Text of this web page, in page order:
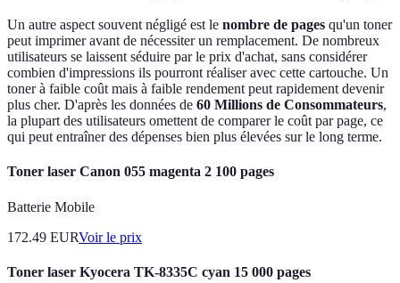
Un autre aspect souvent négligé est le nombre de pages qu'un toner
peut imprimer avant de nécessiter un remplacement. De nombreux
utilisateurs se laissent séduire par le prix d'achat, sans considérer
combien d'impressions ils pourront réaliser avec cette cartouche. Un
toner à faible coût mais à faible rendement peut rapidement devenir
plus cher. D'après les données de 60 Millions de Consommateurs,
la plupart des utilisateurs omettent de comparer le coût par page, ce
qui peut entraîner des dépenses bien plus élevées sur le long terme.
Toner laser Canon 055 magenta 2 100 pages
Batterie Mobile
172.49 EURVoir le prix
Toner laser Kyocera TK-8335C cyan 15 000 pages